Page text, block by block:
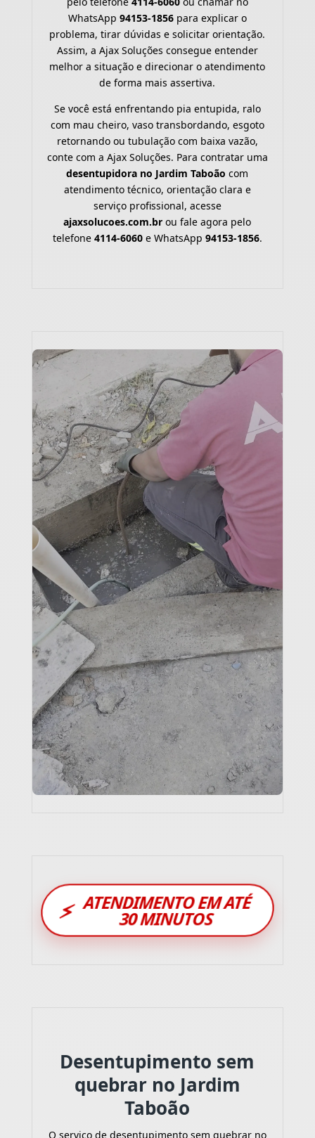
WhatsApp 94153-1856para explicar o
problema, tirar dúvidas e solicitar orientação.
Assim, a Ajax Soluções consegue entender
melhor a situação e direcionar o atendimento
de forma mais assertiva.
Se você está enfrentando pia entupida, ralo
com mau cheiro, vaso transbordando, esgoto
retornando ou tubulação com baixa vazão,
conte com a Ajax Soluções. Para contratar uma
desentupidora no Jardim Taboão com
atendimento técnico, orientação clara e
serviço profissional, acesse
ajaxsolucoes.com.br ou fale agora pelo
telefone 4114-6060e WhatsApp 94153-1856.
⚡ ATENDIMENTO EM ATÉ
30 MINUTOS
Desentupimento sem
quebrar no Jardim
Taboão
O serviço de desentupimento sem quebrar no